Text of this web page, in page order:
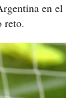
en el
reto.